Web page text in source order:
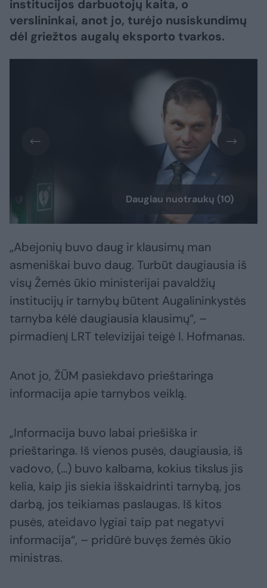
institucijos darbuotojų kaita, o
verslininkai, anot jo, turėjo nusiskundimų
dėl griežtos augalų eksporto tvarkos.
Daugiau nuotraukų (10)
„Abejonių buvo daug ir klausimų man
asmeniškai buvo daug. Turbūt daugiausia iš
visų Žemės ūkio ministerijai pavaldžių
institucijų ir tarnybų būtent Augalininkystės
tarnyba kėlė daugiausia klausimų“, –
pirmadienį LRT televizijai teigė I. Hofmanas.
Anot jo, ŽŪM pasiekdavo prieštaringa
informacija apie tarnybos veiklą.
„Informacija buvo labai priešiška ir
prieštaringa. Iš vienos pusės, daugiausia, iš
vadovo, (…) buvo kalbama, kokius tikslus jis
kelia, kaip jis siekia išskaidrinti tarnybą, jos
darbą, jos teikiamas paslaugas. Iš kitos
pusės, ateidavo lygiai taip pat negatyvi
informacija“, – pridūrė buvęs žemės ūkio
ministras.